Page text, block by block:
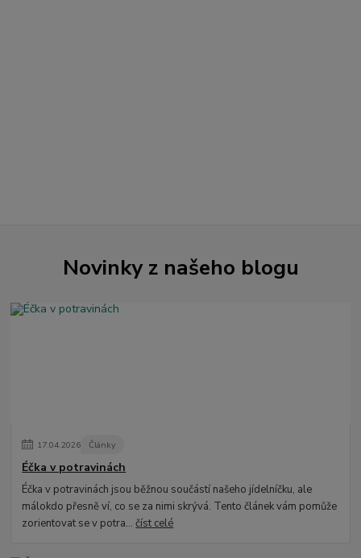
Novinky z našeho blogu
17.04.2026 Články
Éčka v potravinách
Éčka v potravinách jsou běžnou součástí našeho jídelníčku, ale
málokdo přesně ví, co se za nimi skrývá. Tento článek vám pomůže
zorientovat se v potra...číst celé